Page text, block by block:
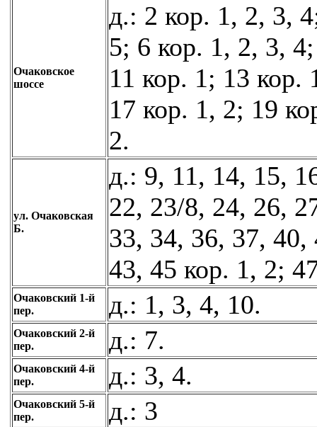
Очаковское
шоссе
д.: 2 кор. 1, 2, 3,
5; 6 кор. 1, 2, 3,
11 кор. 1; 13 кор.
17 кор. 1, 2; 19
2.
ул. Очаковская
Б.
д.: 9, 11, 14, 15,
22, 23/8, 24, 26,
33, 34, 36, 37, 40,
43, 45 кор. 1, 2;
Очаковский 1-й
пер.
д.: 1, 3, 4, 10.
Очаковский 2-й
пер.
д.: 7.
Очаковский 4-й
пер.
д.: 3, 4.
Очаковский 5-й
пер.
д.: 3